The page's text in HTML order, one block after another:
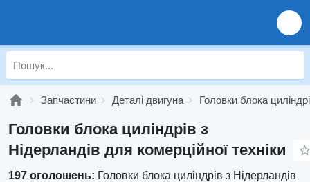
Запчастини Деталі двигуна Головки блока
Головки блока циліндрів з
Нідерландів для комерційної техніки
197 оголошень: Головки блока циліндрів з Нідерландів